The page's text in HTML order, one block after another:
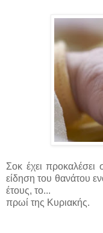
Σοκ έχει προκαλέσει
είδηση του θανάτου
έτους, το...
πρωί της Κυριακής.